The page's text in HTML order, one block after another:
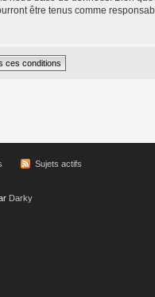
être tenus comme
Sujets actifs
Darky